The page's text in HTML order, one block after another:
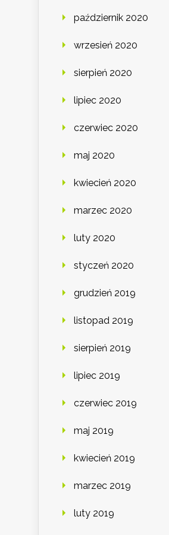
październik 2020
wrzesień 2020
sierpień 2020
lipiec 2020
czerwiec 2020
maj 2020
kwiecień 2020
marzec 2020
luty 2020
styczeń 2020
grudzień 2019
listopad 2019
sierpień 2019
lipiec 2019
czerwiec 2019
maj 2019
kwiecień 2019
marzec 2019
luty 2019